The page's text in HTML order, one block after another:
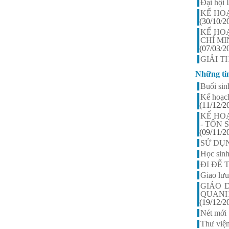
Đại hội
KẾ
(30/10/
KẾ
CHÍ
(07/03/
GIẢI
Những
Buổi
Kế
(11/12/
KẾ
- TÔN
(09/11/
SỬ
Học
ĐI ĐỂ
Giao
GIÁO
(19/12/
Nét mới
Thư